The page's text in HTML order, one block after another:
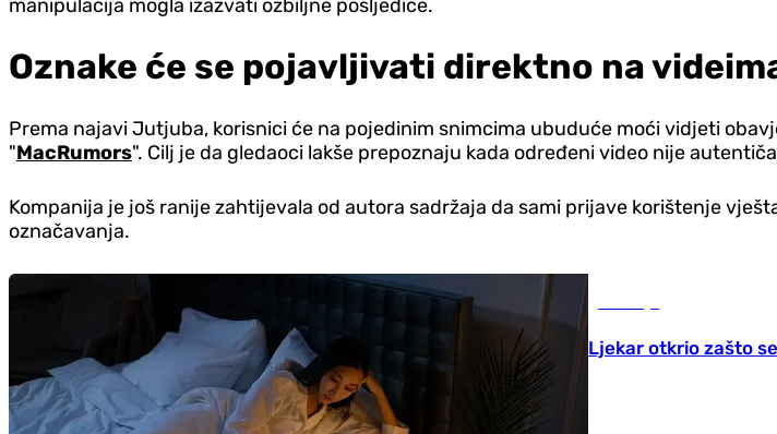
manipulacija mogla izazvati ozbiljne posljedice.
Oznake će se pojavljivati direktno na
Prema najavi Jutjuba, korisnici će na pojedinim snimcima ubuduće moći vidjeti
"MacRumors". Cilj je da gledaoci lakše prepoznaju kada određeni video nije
Kompanija je još ranije zahtijevala od autora sadržaja da sami prijave korištenje
označavanja.
Ljekar otkrio zašto